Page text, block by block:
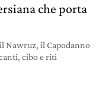
che porta
Nawruz, il Capodanno
cibo e riti